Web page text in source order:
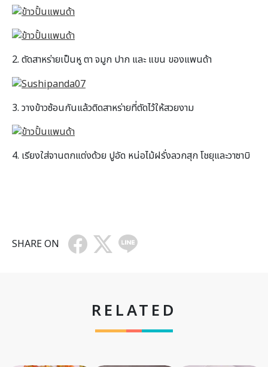
2. ตัดสาหร่ายเป็นหู ตา จมูก ปาก และ แขน ของแพนด้า
3. วางข้าวซ้อนกันแล้วติดสาหร่ายที่ตัดไว้ให้สวยงาม
4. เรียงใส่จานตกแต่งด้วย ปูอัด หน่อไม้ฝรั่งลวกสุก โชยุและวาซาบิ
SHARE ON
RELATED